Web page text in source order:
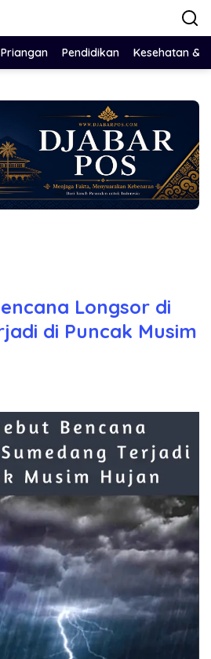
Priangan Pendidikan Kesehatan &
Longsor di
di Puncak Musim